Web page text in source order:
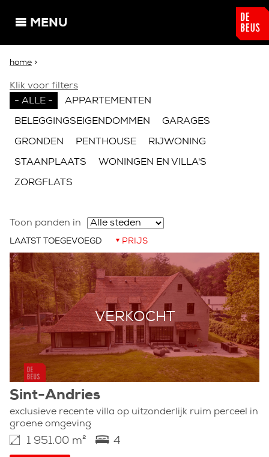
MENU
U bent hier
home >
Klik voor filters
- ALLE -
APPARTEMENTEN
BELEGGINGSEIGENDOMMEN GARAGES
GRONDEN PENTHOUSE RIJWONING
STAANPLAATS WONINGEN EN VILLA'S
ZORGFLATS
Toon panden in
LAATST TOEGEVOEGD PRIJS
VERKOCHT
Sint-Andries
exclusieve recente villa op uitzonderlijk ruim perceel in
groene omgeving
1 951.00 m² 4